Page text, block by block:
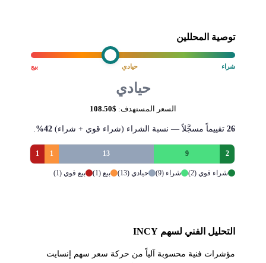
توصية المحللين
بيع حيادي شراء
حيادي
السعر المستهدف: $108.50
26تقييماً مسجَّلاً — نسبة الشراء (شراء قوي + شراء) 42%
.
2
9
13
1
1
شراء قوي (2) شراء (9) حيادي (13) بيع (1) بيع قوي (1)
التحليل الفني لسهم INCY
مؤشرات فنية محسوبة آلياً من حركة سعر سهم إنسايت